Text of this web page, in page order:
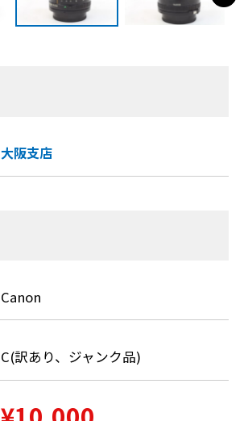
大阪支店
Canon
C(訳あり、ジャンク品)